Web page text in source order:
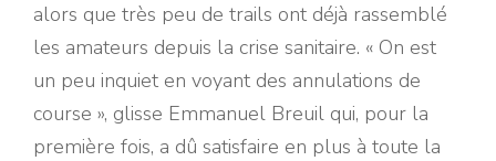
alors que très peu de trails ont déjà rassemblé
les amateurs depuis la crise sanitaire. « On est
un peu inquiet en voyant des annulations de
course », glisse Emmanuel Breuil qui, pour la
première fois, a dû satisfaire en plus à toute la